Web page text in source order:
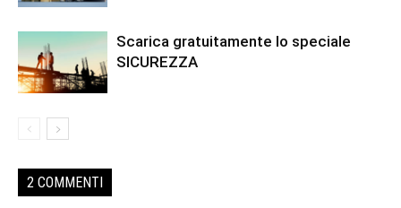
Scarica gratuitamente lo speciale
SICUREZZA
2 COMMENTI